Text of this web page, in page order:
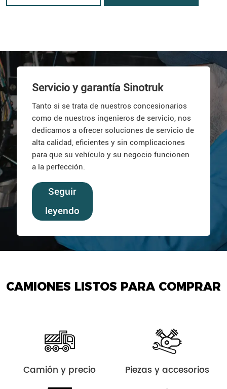
Servicio y garantía Sinotruk
Tanto si se trata de nuestros concesionarios
como de nuestros ingenieros de servicio, nos
dedicamos a ofrecer soluciones de servicio de
alta calidad, eficientes y sin complicaciones
para que su vehículo y su negocio funcionen
a la perfección.
Seguir
leyendo
CAMIONES LISTOS PARA COMPRAR
Camión y precio Piezas y accesorios